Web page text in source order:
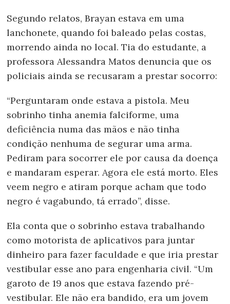
Segundo relatos, Brayan estava em uma
lanchonete, quando foi baleado pelas costas,
morrendo ainda no local. Tia do estudante, a
professora Alessandra Matos denuncia que os
policiais ainda se recusaram a prestar socorro:
“Perguntaram onde estava a pistola. Meu
sobrinho tinha anemia falciforme, uma
deficiência numa das mãos e não tinha
condição nenhuma de segurar uma arma.
Pediram para socorrer ele por causa da doença
e mandaram esperar. Agora ele está morto. Eles
veem negro e atiram porque acham que todo
negro é vagabundo, tá errado”, disse.
Ela conta que o sobrinho estava trabalhando
como motorista de aplicativos para juntar
dinheiro para fazer faculdade e que iria prestar
vestibular esse ano para engenharia civil. “Um
garoto de 19 anos que estava fazendo pré-
vestibular. Ele não era bandido, era um jovem